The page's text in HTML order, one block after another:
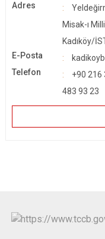
Adres
Misak-ı
Kadıköy/
E-Posta
Telefon
+90 216
483 93 23